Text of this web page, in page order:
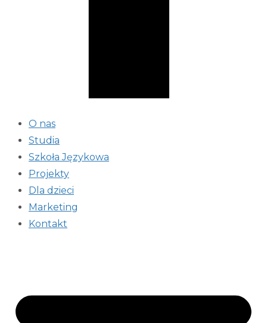
O nas
Studia
Szkoła Językowa
Projekty
Dla dzieci
Marketing
Kontakt